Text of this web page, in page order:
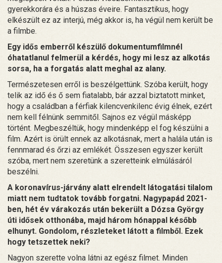
gyerekkorára és a húszas éveire. Fantasztikus, hogy
elkészült ez az interjú, még akkor is, ha végül nem került be
a filmbe.
Egy idős emberről készülő dokumentumfilmnél
óhatatlanul felmerül a kérdés, hogy mi lesz az alkotás
sorsa, ha a forgatás alatt meghal az alany.
Természetesen erről is beszélgettünk. Szóba került, hogy
telik az idő és ő sem fiatalabb, bár azzal biztatott minket,
hogy a családban a férfiak kilencvenkilenc évig élnek, ezért
nem kell félnünk semmitől. Sajnos ez végül másképp
történt. Megbeszéltük, hogy mindenképp el fog készülni a
film. Azért is örült ennek az alkotásnak, mert a halála után is
fennmarad és őrzi az emlékét. Összesen egyszer került
szóba, mert nem szeretünk a szeretteink elmúlásáról
beszélni.
A koronavírus-járvány alatt elrendelt látogatási tilalom
miatt nem tudtatok tovább forgatni. Nagypapád 2021-
ben, hét év várakozás után bekerült a Dózsa György
úti idősek otthonába, majd három hónappal később
elhunyt. Gondolom, részleteket látott a filmből. Ezek
hogy tetszettek neki?
Nagyon szerette volna látni az egész filmet. Minden